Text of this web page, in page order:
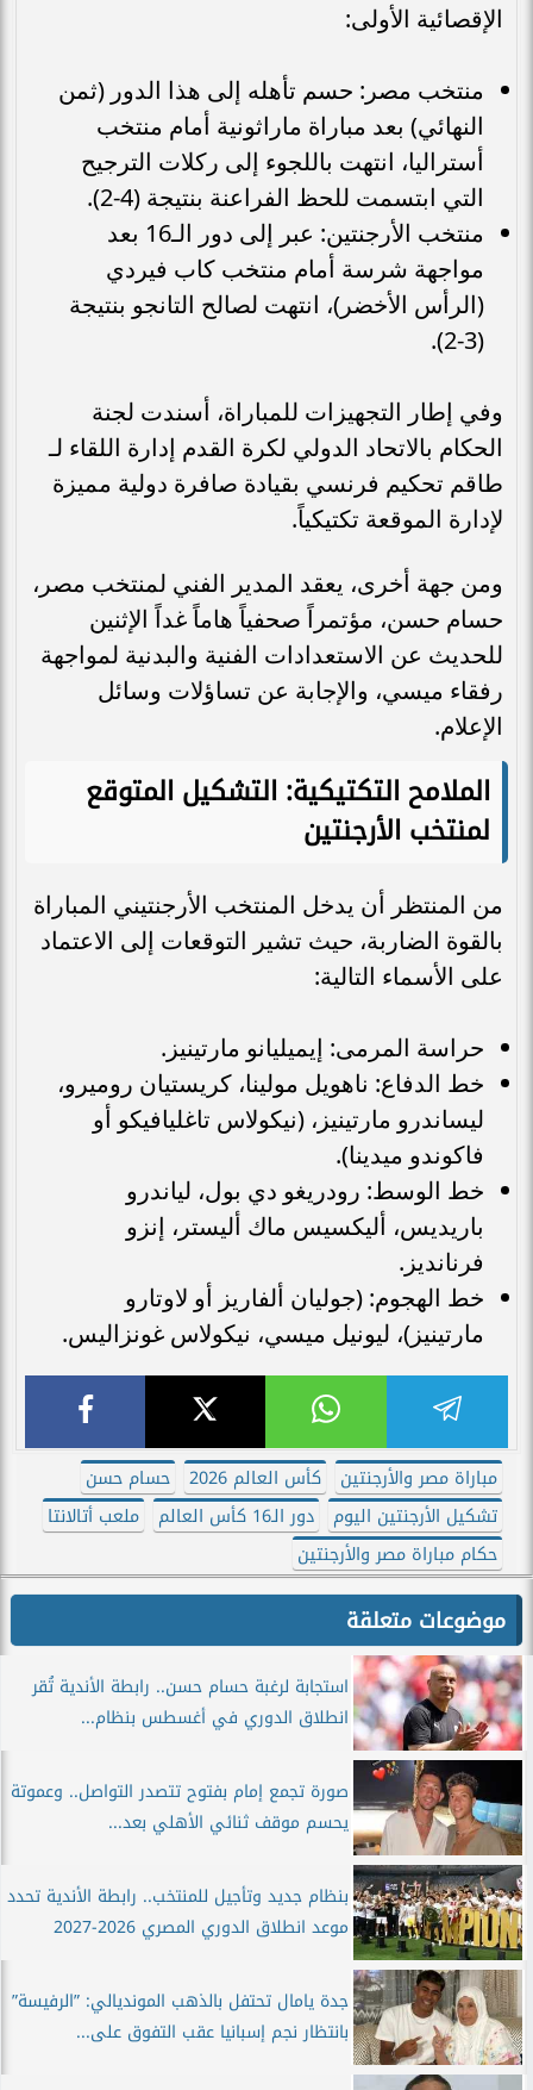
الإقصائية الأولى:
منتخب مصر: حسم تأهله إلى هذا الدور (ثمن
النهائي) بعد مباراة ماراثونية أمام منتخب
أستراليا، انتهت باللجوء إلى ركلات الترجيح
التي ابتسمت للحظ الفراعنة بنتيجة (4-2).
منتخب الأرجنتين: عبر إلى دور الـ16 بعد
مواجهة شرسة أمام منتخب كاب فيردي
(الرأس الأخضر)، انتهت لصالح التانجو بنتيجة
(3-2).
وفي إطار التجهيزات للمباراة، أسندت لجنة
الحكام بالاتحاد الدولي لكرة القدم إدارة اللقاء لـ
طاقم تحكيم فرنسي بقيادة صافرة دولية مميزة
لإدارة الموقعة تكتيكياً.
ومن جهة أخرى، يعقد المدير الفني لمنتخب مصر،
حسام حسن، مؤتمراً صحفياً هاماً غداً الإثنين
للحديث عن الاستعدادات الفنية والبدنية لمواجهة
رفقاء ميسي، والإجابة عن تساؤلات وسائل
الإعلام.
الملامح التكتيكية: التشكيل المتوقع
لمنتخب الأرجنتين
من المنتظر أن يدخل المنتخب الأرجنتيني المباراة
بالقوة الضاربة، حيث تشير التوقعات إلى الاعتماد
على الأسماء التالية:
حراسة المرمى: إيميليانو مارتينيز.
خط الدفاع: ناهويل مولينا، كريستيان روميرو،
ليساندرو مارتينيز، (نيكولاس تاغليافيكو أو
فاكوندو ميدينا).
خط الوسط: رودريغو دي بول، لياندرو
باريديس، أليكسيس ماك أليستر، إنزو
فرنانديز.
خط الهجوم: (جوليان ألفاريز أو لاوتارو
مارتينيز)، ليونيل ميسي، نيكولاس غونزاليس.
مباراة مصر والأرجنتين كأس العالم 2026
حسام حسن
تشكيل الأرجنتين اليوم
دور الـ16 كأس العالم
ملعب أتالانتا
حكام مباراة مصر والأرجنتين
موضوعات متعلقة
استجابة لرغبة حسام حسن.. رابطة الأندية تُقر
انطلاق الدوري في أغسطس بنظام...
صورة تجمع إمام بفتوح تتصدر التواصل.. وعموتة
يحسم موقف ثنائي الأهلي بعد...
بنظام جديد وتأجيل للمنتخب.. رابطة الأندية تحدد
موعد انطلاق الدوري المصري 2026-2027
جدة يامال تحتفل بالذهب المونديالي: ”الرفيسة”
بانتظار نجم إسبانيا عقب التفوق على...